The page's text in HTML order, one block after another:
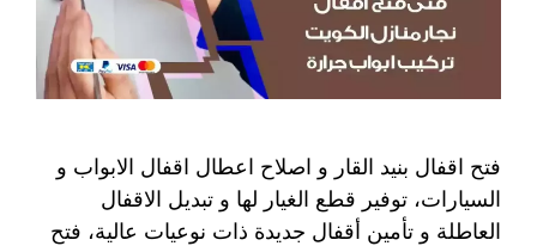
فتح اقفال بنيد القار و اصلاح اعطال اقفال الابواب و
السيارات، توفير قطع الغيار لها و تبديل الاقفال
العاطلة و تأمين أقفال جديدة ذات نوعيات عالية، فتح